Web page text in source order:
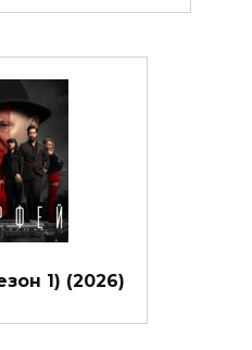
1) (2026)